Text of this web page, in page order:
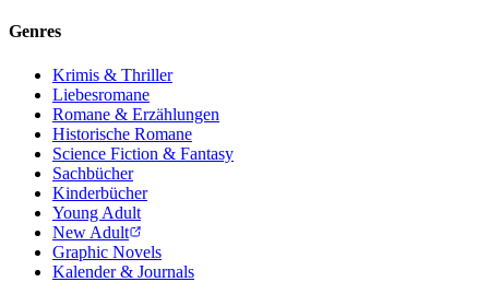
Genres
Krimis & Thriller
Liebesromane
Romane & Erzählungen
Historische Romane
Science Fiction & Fantasy
Sachbücher
Kinderbücher
Young Adult
New Adult
Graphic Novels
Kalender & Journals